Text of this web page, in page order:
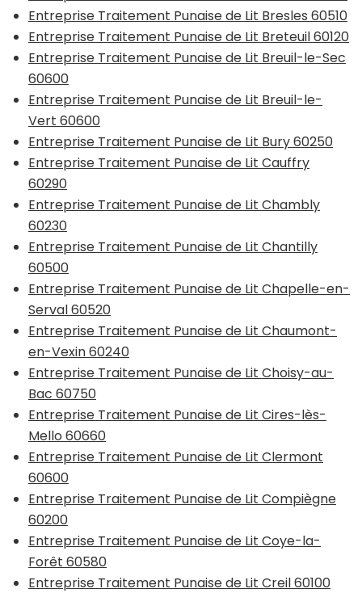
Entreprise Traitement Punaise de Lit Bresles 60510
Entreprise Traitement Punaise de Lit Breteuil 60120
Entreprise Traitement Punaise de Lit Breuil-le-Sec
60600
Entreprise Traitement Punaise de Lit Breuil-le-
Vert 60600
Entreprise Traitement Punaise de Lit Bury 60250
Entreprise Traitement Punaise de Lit Cauffry
60290
Entreprise Traitement Punaise de Lit Chambly
60230
Entreprise Traitement Punaise de Lit Chantilly
60500
Entreprise Traitement Punaise de Lit Chapelle-en-
Serval 60520
Entreprise Traitement Punaise de Lit Chaumont-
en-Vexin 60240
Entreprise Traitement Punaise de Lit Choisy-au-
Bac 60750
Entreprise Traitement Punaise de Lit Cires-lès-
Mello 60660
Entreprise Traitement Punaise de Lit Clermont
60600
Entreprise Traitement Punaise de Lit Compiègne
60200
Entreprise Traitement Punaise de Lit Coye-la-
Forêt 60580
Entreprise Traitement Punaise de Lit Creil 60100